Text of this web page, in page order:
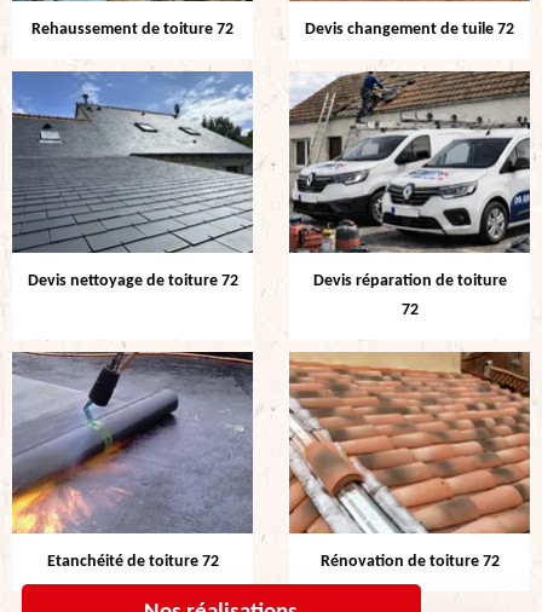
Rehaussement de toiture 72 Devis changement de tuile 72
Devis nettoyage de toiture 72
Devis réparation de toiture
72
Etanchéité de toiture 72 Rénovation de toiture 72